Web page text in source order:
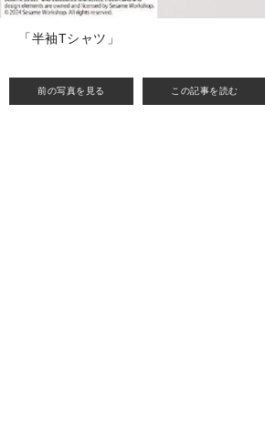
前の写真を見る この記事を読む
「半袖Tシャツ」